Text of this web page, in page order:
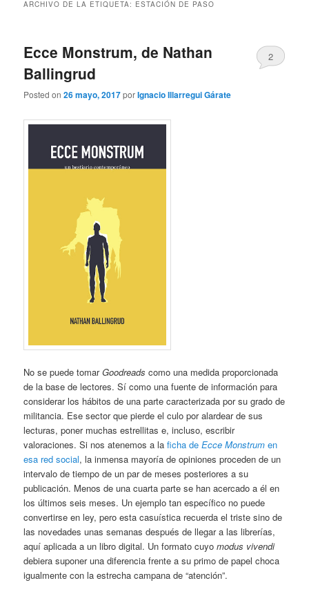
ARCHIVO DE LA ETIQUETA: ESTACIÓN DE PASO
Ecce Monstrum, de Nathan
Ballingrud
Posted on26 mayo, 2017porIgnacio Illarregui Gárate
2
No se puede tomarGoodreads como una medida proporcionada
de la base de lectores. Sí como una fuente de información para
considerar los hábitos de una parte caracterizada por su grado de
militancia. Ese sector que pierde el culo por alardear de sus
lecturas, poner muchas estrellitas e, incluso, escribir
valoraciones. Si nos atenemos a laficha deEcce Monstrum en
esa red social, la inmensa mayoría de opiniones proceden de un
intervalo de tiempo de un par de meses posteriores a su
publicación. Menos de una cuarta parte se han acercado a él en
los últimos seis meses. Un ejemplo tan específico no puede
convertirse en ley, pero esta casuística recuerda el triste sino de
las novedades unas semanas después de llegar a las librerías,
aquí aplicada a un libro digital. Un formato cuyomodus vivendi
debiera suponer una diferencia frente a su primo de papel choca
igualmente con la estrecha campana de “atención”.